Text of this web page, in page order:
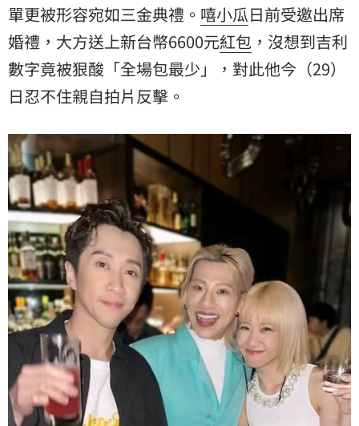
單更被形容宛如三金典禮。 嘻小瓜日前受邀出席
婚禮 ，大方送上新台幣6600元紅包 ，沒想到吉利
數字竟被狠酸「全場包最少」，對此他今（29）
日忍不住親自拍片反擊。